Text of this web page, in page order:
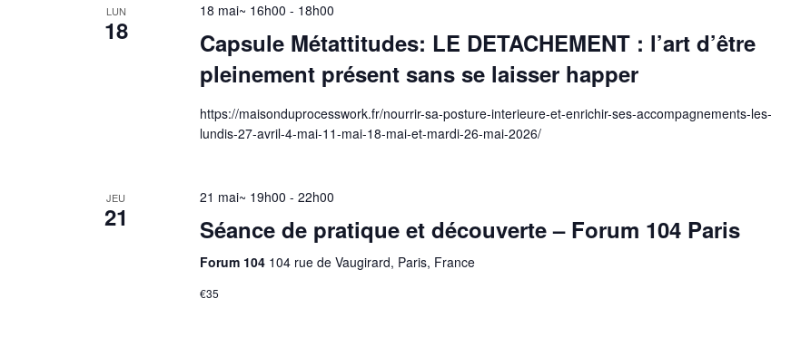
LUN
18
18 mai~ 16h00 - 18h00
Capsule Métattitudes: LE DETACHEMENT : l’art d’être
pleinement présent sans se laisser happer
https://maisonduprocesswork.fr/nourrir-sa-posture-interieure-et-enrichir-ses-accompagnements-les-
lundis-27-avril-4-mai-11-mai-18-mai-et-mardi-26-mai-2026/
JEU
21
21 mai~ 19h00 - 22h00
Séance de pratique et découverte – Forum 104 Paris
Forum 104 104 rue de Vaugirard, Paris, France
€35